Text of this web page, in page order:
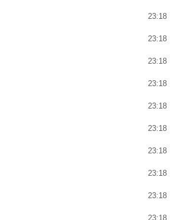
23:18
23:18
23:18
23:18
23:18
23:18
23:18
23:18
23:18
23:18